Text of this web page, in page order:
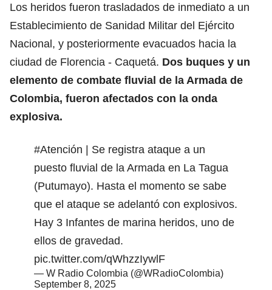
Los heridos fueron trasladados de inmediato a un
Establecimiento de Sanidad Militar del Ejército
Nacional, y posteriormente evacuados hacia la
ciudad de Florencia - Caquetá. Dos buques y un
elemento de combate fluvial de la Armada de
Colombia, fueron afectados con la onda
explosiva.
#Atención | Se registra ataque a un
puesto fluvial de la Armada en La Tagua
(Putumayo). Hasta el momento se sabe
que el ataque se adelantó con explosivos.
Hay 3 Infantes de marina heridos, uno de
ellos de gravedad.
pic.twitter.com/qWhzzIywlF
— W Radio Colombia (@WRadioColombia)
September 8, 2025